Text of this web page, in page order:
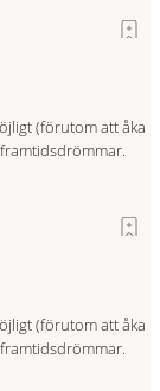
likaså, här
(förutom att åka
(förutom att åka